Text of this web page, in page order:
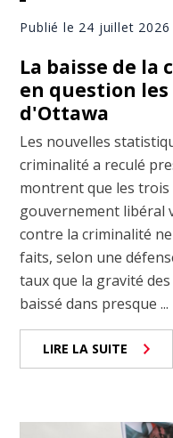
Publié le 24 juillet 2026
La baisse de
en question
d'Ottawa
Les nouvelles
criminalité a reculé
montrent que les
gouvernement libéral
contre la criminalité
faits, selon une
taux que la gravité
baissé dans presque ...
LIRE LA SUITE